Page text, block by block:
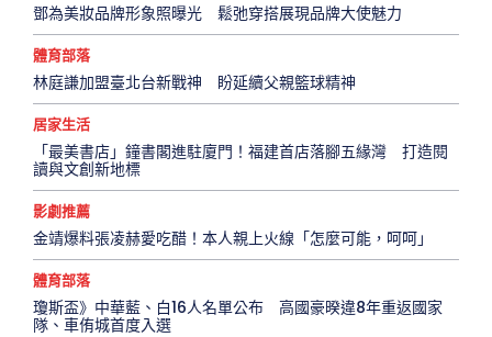
鄧為美妝品牌形象照曝光 鬆弛穿搭展現品牌大使魅力
體育部落
林庭謙加盟臺北台新戰神 盼延續父親籃球精神
居家生活
「最美書店」鐘書閣進駐廈門！福建首店落腳五緣灣 打造閱
讀與文創新地標
影劇推薦
金靖爆料張凌赫愛吃醋！本人親上火線「怎麼可能，呵呵」
體育部落
瓊斯盃》中華藍、白16人名單公布 高國豪暌違8年重返國家
隊、車侑城首度入選